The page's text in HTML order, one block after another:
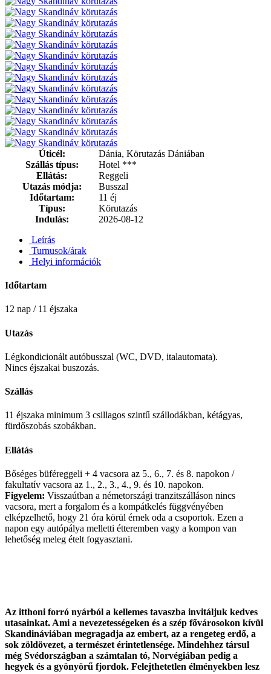
Úticél:
Dánia, Körutazás Dániában
Szállás típus:
Hotel ***
Ellátás:
Reggeli
Utazás módja:
Busszal
Időtartam:
11 éj
Típus:
Körutazás
Indulás:
2026-08-12
Leírás
Turnusok/árak
Helyi információk
Időtartam
12 nap / 11 éjszaka
Utazás
Légkondicionált autóbusszal (WC, DVD, italautomata).
Nincs éjszakai buszozás.
Szállás
11 éjszaka minimum 3 csillagos szintű szállodákban, kétágyas,
fürdőszobás szobákban.
Ellátás
Bőséges büféreggeli + 4 vacsora az 5., 6., 7. és 8. napokon /
fakultatív vacsora az 1., 2., 3., 4., 9. és 10. napokon.
Figyelem: Visszaútban a németországi tranzitszálláson nincs
vacsora, mert a forgalom és a kompátkelés függvényében
elképzelhető, hogy 21 óra körül érnek oda a csoportok. Ezen a
napon egy autópálya melletti étteremben vagy a kompon van
lehetőség meleg ételt fogyasztani.
Az itthoni forró nyárból a kellemes tavaszba invitáljuk kedves
utasainkat. Ami a nevezetességeken és a szép fővárosokon kívül
Skandináviában megragadja az embert, az a rengeteg erdő, a
sok zöldövezet, a természet érintetlensége. Mindehhez társul
még Svédországban a számtalan tó, Norvégiában pedig a
hegyek és a gyönyörű fjordok. Felejthetetlen élményekben lesz